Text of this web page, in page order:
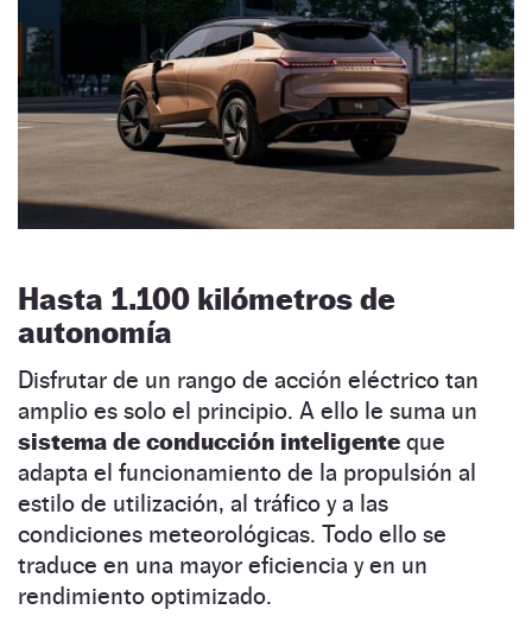
Hasta 1.100 kilómetros de
autonomía
Disfrutar de un rango de acción eléctrico tan
amplio es solo el principio. A ello le suma un
sistema de conducción inteligente que
adapta el funcionamiento de la propulsión al
estilo de utilización, al tráfico y a las
condiciones meteorológicas. Todo ello se
traduce en una mayor eficiencia y en un
rendimiento optimizado.